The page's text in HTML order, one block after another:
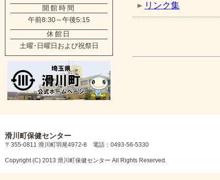
リンク集
開館時間
午前8:30～午後5:15
休館日
土曜･日曜日および祝祭日
滑川町保健センター
〒355-0811 滑川町羽尾4972-8 電話：0493-56-5330
Copyright (C) 2013 滑川町保健センター All Rights Reserved.